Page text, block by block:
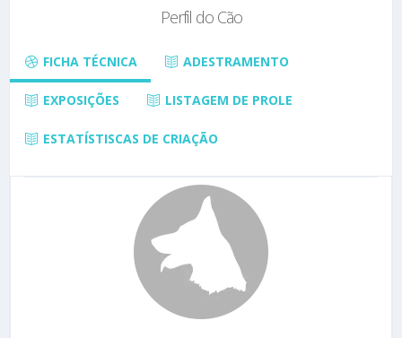
Perfil do Cão
FICHA TÉCNICA ADESTRAMENTO
EXPOSIÇÕES LISTAGEM DE PROLE
ESTATÍSTISCAS DE CRIAÇÃO